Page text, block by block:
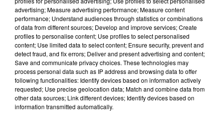
Instagram :@immac.pau
TITRES DIFFUSÉS
advertising; Measure advertising performance; Measure content
performance; Understand audiences through statistics or combinations
of data from different sources; Develop and improve services; Create
profiles to personalise content; Use profiles to select personalised
content; Use limited data to select content; Ensure security, prevent and
detect fraud, and fix errors; Deliver and present advertising and content;
Save and communicate privacy choices. These technologies may
process personal data such as IP address and browsing data to offer
following functionalities: Identify devices based on information actively
requested; Use precise geolocation data; Match and combine data from
other data sources; Link different devices; Identify devices based on
information transmitted automatically.